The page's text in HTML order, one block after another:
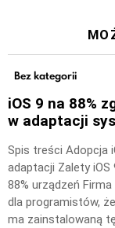
Bez kategorii
iOS 9 na 88%
w adaptacji
Spis treści Adopcja
adaptacji Zalety iOS
88% urządzeń
dla programistów,
ma zainstalowaną